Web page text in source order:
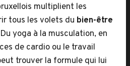
multiplient les
tous les volets du bien-être
yoga à la musculation, en
de cardio ou le travail
trouver la formule qui lui